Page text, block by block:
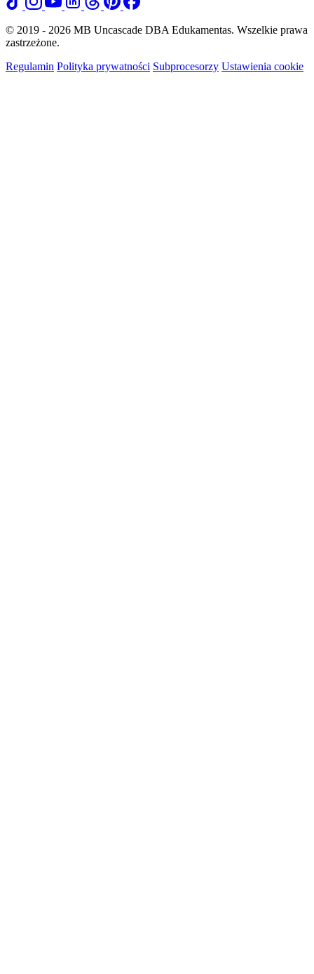
© 2019 - 2026 MB Uncascade DBA Edukamentas. Wszelkie prawa
zastrzeżone.
Regulamin Polityka prywatności Subprocesorzy Ustawienia cookie